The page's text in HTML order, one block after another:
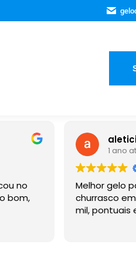
aleticivini
1 ano atrás
Melhor gelo para
churrasco em
mil, pontuais e